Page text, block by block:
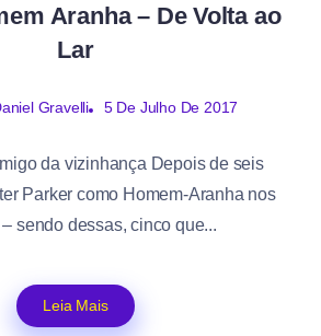
Aranha – De Volta ao
Lar
Gravelli 5 De Julho De 2017
da vizinhança Depois de seis
Parker como Homem-Aranha nos
sendo dessas, cinco que...
Leia Mais